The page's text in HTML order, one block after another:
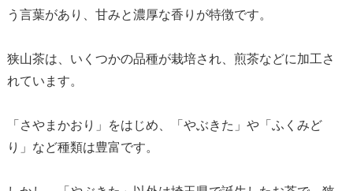
う言葉があり、甘みと濃厚な香りが特徴です。
狭山茶は、いくつかの品種が栽培され、煎茶などに加工さ
れています。
「さやまかおり」をはじめ、「やぶきた」や「ふくみど
り」など種類は豊富です。